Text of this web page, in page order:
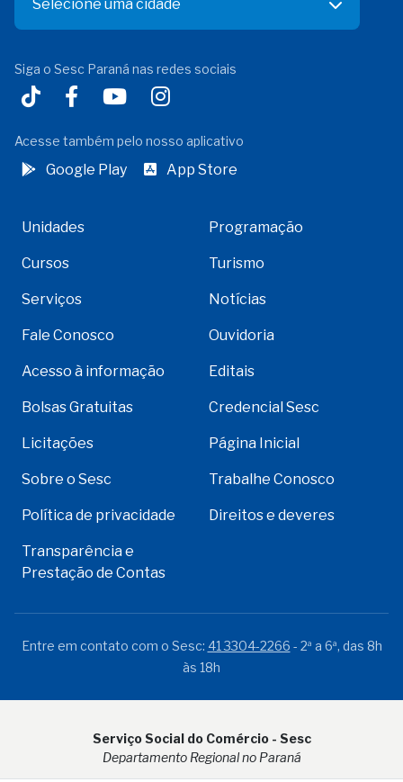
Selecione uma cidade
Siga o Sesc Paraná nas redes sociais
Acesse também pelo nosso aplicativo
Google Play App Store
Unidades Programação
Cursos Turismo
Serviços Notícias
Fale Conosco Ouvidoria
Acesso à informação Editais
Bolsas Gratuitas Credencial Sesc
Licitações Página Inicial
Sobre o Sesc Trabalhe Conosco
Política de privacidade Direitos e deveres
Transparência e
Prestação de Contas
Entre em contato com o Sesc: 41 3304-2266 - 2ª a 6ª, das 8h
às 18h
Serviço Social do Comércio - Sesc
Departamento Regional no Paraná